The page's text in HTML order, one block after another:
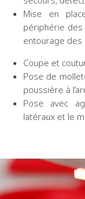
Mise en
périphérie des
entourage
Coupe et
Pose de
poussière à
Pose avec
latéraux et le